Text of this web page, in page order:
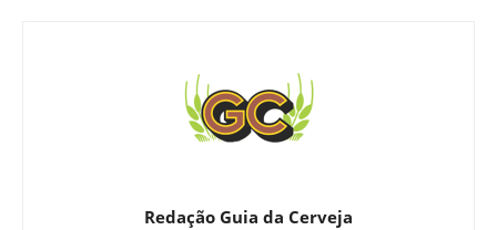
Redação Guia da Cerveja